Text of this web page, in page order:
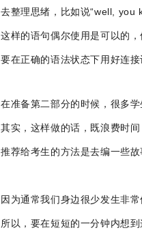
去整理思绪，比如说“well, you
这样的语句偶尔使用是可以的
要在正确的语法状态下用好连
在准备第二部分的时候，很多
其实，这样做的话，既浪费时
推荐给考生的方法是去编一些故
因为通常我们身边很少发生非
所以，要在短短的一分钟内想